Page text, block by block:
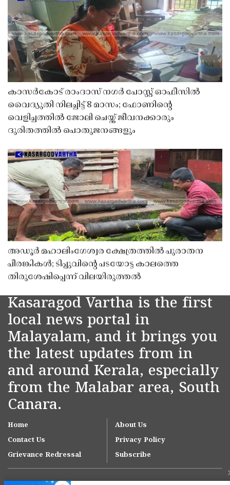
കാസർകോട് രാംദാസ് നഗർ പോസ്റ്റ് ഓഫീസിൽ
വൈദ്യുതി നിലച്ചിട്ട് 8 മാസം; ഫോണിൻ്റെ
വെളിച്ചത്തിൽ ജോലി ചെയ്ത് ജീവനക്കാരും
ദുരിതത്തിൽ പൊതുജനങ്ങളും
അഡൂർ മഹാലിംഗേശ്വര ക്ഷേത്രത്തിൽ പുരാതന
പീരങ്കികൾ; ടിപ്പുവിൻ്റെ പടയോട്ട കാലത്തെ
തിരുശേഷിപ്പെന്ന് വിലയിരുത്തൽ
Kasaragod Vartha is the first
local news portal in
Malayalam, and it brings you
the latest updates from in
and around Kerala, especially
from the Malabar area, South
Canara.
Home
About Us
Contact Us
Privacy Policy
Grievance Redressal
Subscribe